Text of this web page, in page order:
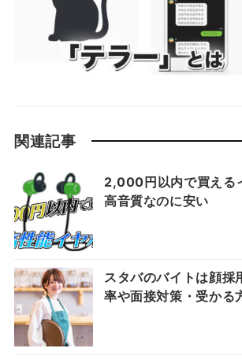
関連記事
2,000円以内で買える
高音質なのに安い
スタバのバイトは顔採
率や面接対策・受かる